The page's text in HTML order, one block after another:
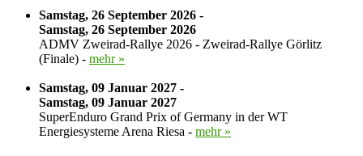
Samstag, 26 September 2026 -
Samstag, 26 September 2026
ADMV Zweirad-Rallye 2026 - Zweirad-Rallye Görlitz
(Finale) - mehr »
Samstag, 09 Januar 2027 -
Samstag, 09 Januar 2027
SuperEnduro Grand Prix of Germany in der WT
Energiesysteme Arena Riesa - mehr »